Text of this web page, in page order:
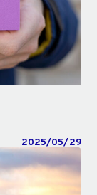
2025/05/29